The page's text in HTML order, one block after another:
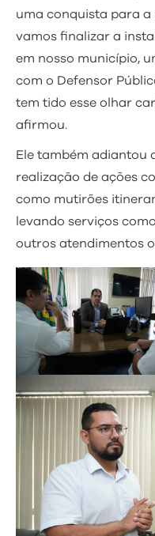
uma conquista para a
vamos finalizar a
em nosso município,
com o Defensor
tem tido esse olhar
afirmou.
Ele também adiantou
realização de ações
como mutirões
levando serviços
outros atendimentos